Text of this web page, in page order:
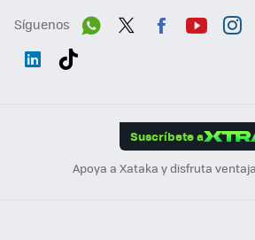
Síguenos
Suscríbete a
Apoya a Xataka y disfruta